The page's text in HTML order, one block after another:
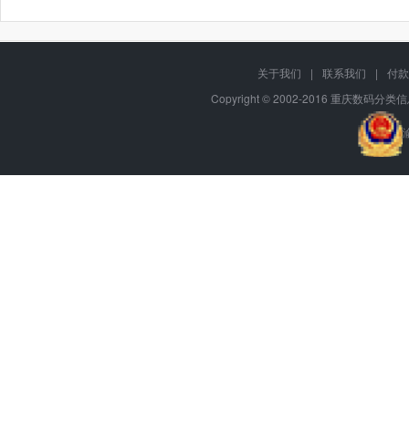
关于我们 | 联系我们 |
付
Copyright © 2002-2016 重庆数码分类